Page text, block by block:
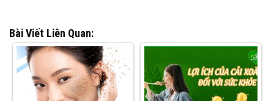
Bài Viết Liên Quan: